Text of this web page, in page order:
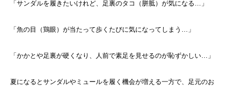
「サンダルを履きたいけれど、足裏のタコ（胼胝）が気になる…」
「魚の目（鶏眼）が当たって歩くたびに気になってしまう…」
「かかとや足裏が硬くなり、人前で素足を見せるのが恥ずかしい…」
夏になるとサンダルやミュールを履く機会が増える一方で、足元のお